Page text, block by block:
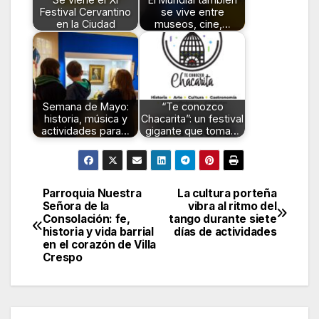
Festival Cervantino
en la Ciudad
se vive entre
museos, cine,…
Semana de Mayo:
historia, música y
actividades para…
“Te conozco
Chacarita”: un festival
gigante que toma…
Navegación
de
entradas
La cultura porteña
vibra al ritmo del
tango durante siete
días de actividades
Parroquia Nuestra
Señora de la
Consolación: fe,
historia y vida barrial
en el corazón de Villa
Crespo